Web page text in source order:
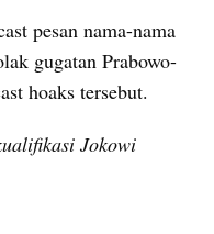
pesan nama-nama
gugatan Prabowo-
hoaks tersebut.